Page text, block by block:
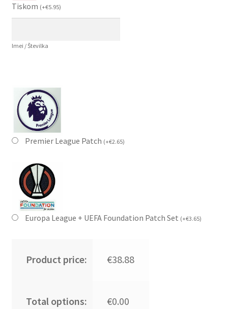
Tiskom (+€5.95)
Imei / Številka
Premier League Patch (+€2.65)
Europa League + UEFA Foundation Patch Set (+€3.65)
Product price: €38.88
Total options: €0.00